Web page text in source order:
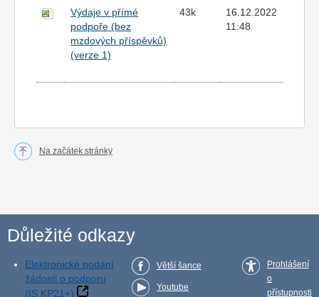
Výdaje v přímé
podpoře (bez
mzdových příspěvků)
(verze 1)
43k
16.12.2022
11:48
Na začátek stránky
Důležité odkazy
Elektronické podání
žádosti o podporu
(IS KP21+)
Větší šance
Youtube
Prohlášení
o
přístupnosti